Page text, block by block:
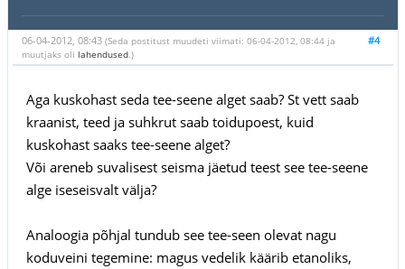
#4
06-04-2012, 08:43 (Seda postitust muudeti viimati: 06-04-2012, 08:44 ja
muutjaks oli lahendused.)
Aga kuskohast seda tee-seene alget saab? St vett saab
kraanist, teed ja suhkrut saab toidupoest, kuid
kuskohast saaks tee-seene alget?
Või areneb suvalisest seisma jäetud teest see tee-seene
alge iseseisvalt välja?
Analoogia põhjal tundub see tee-seen olevat nagu
koduveini tegemine: magus vedelik käärib etanoliks,